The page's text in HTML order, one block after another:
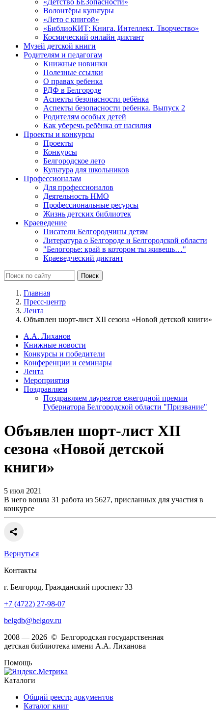
Волонтёры культуры
«Лето с книгой»
«БиблиоКИТ: Книга. Интеллект. Творчество»
Космический онлайн диктант
Музей детской книги
Родителям и педагогам
Книжные новинки
Полезные ссылки
О правах ребенка
РДФ в Белгороде
Аспекты безопасности ребёнка
Аспекты безопасности ребенка. Выпуск 2
Родителям особых детей
Как уберечь ребёнка от насилия
Проекты и конкурсы
Проекты
Конкурсы
Белгородское лето
Культура для школьников
Профессионалам
Для профессионалов
Деятельность НМО
Профессиональные ресурсы
Жизнь детских библиотек
Краеведение
Писатели Белгородчины детям
Литература о Белгороде и Белгородской области
"Белогорье: край в котором ты живешь…"
Краеведческий диктант
Главная
Пресс-центр
Лента
Объявлен шорт-лист XII сезона «Новой детской книги»
А.А. Лиханов
Книжные новости
Конкурсы и победители
Конференции и семинары
Лента
Мероприятия
Поздравляем
Поздравляем лауреатов ежегодной премии
Губернатора Белгородской области "Призвание"
Объявлен шорт-лист XII
сезона «Новой детской
книги»
5 июл 2021
В него вошла 31 работа из 5627, присланных для участия в
конкурсе
Вернуться
Контакты
г. Белгород, Гражданский проспект 33
+7 (4722) 27-98-07
belgdb@belgov.ru
2008 — 2026 © Белгородская государственная
детская библиотека имени А.А. Лиханова
Помощь
Каталоги
Общий реестр документов
Каталог книг